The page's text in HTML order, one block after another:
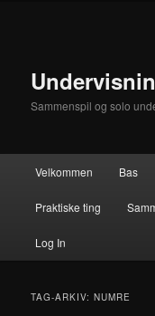
Sammenspil og solo
Velkommen Bas
Praktiske ting
Log In
TAG-ARKIV:NUMRE